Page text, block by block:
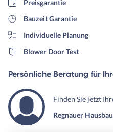
Preisgarantie
Bauzeit Garantie
Individuelle Planung
Blower Door Test
Persönliche Beratung für
Finden Sie jetzt
Regnauer Hausbau